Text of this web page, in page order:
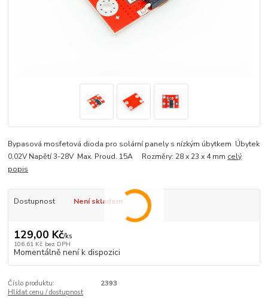
Bypasová mosfetová dioda pro solární panely s nízkým úbytkem Úbytek
0,02V Napětí 3-28V Max. Proud. 15A Rozměry: 28 x 23 x 4 mm celý
popis
Dostupnost Není skladem
129,00 Kč/ks
106,61 Kč bez DPH
Momentálně není k dispozici
Číslo produktu:
2393
Hlídat cenu / dostupnost